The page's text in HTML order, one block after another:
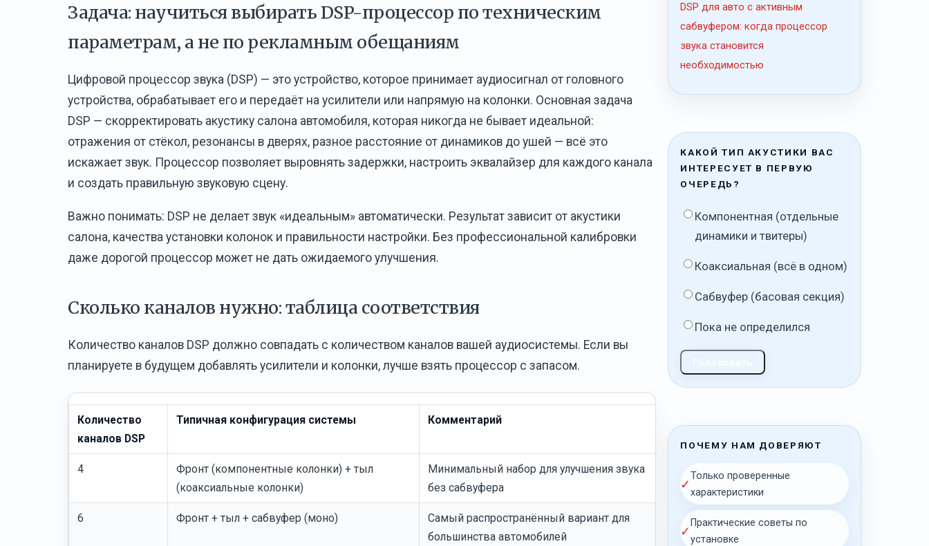
Задача: научиться выбирать DSP-процессор по техническим
параметрам, а не по рекламным обещаниям
Цифровой процессор звука (DSP) — это устройство, которое принимает аудиосигнал от головного
устройства, обрабатывает его и передаёт на усилители или напрямую на колонки. Основная задача
DSP — скорректировать акустику салона автомобиля, которая никогда не бывает идеальной:
отражения от стёкол, резонансы в дверях, разное расстояние от динамиков до ушей — всё это
искажает звук. Процессор позволяет выровнять задержки, настроить эквалайзер для каждого канала
и создать правильную звуковую сцену.
Важно понимать: DSP не делает звук «идеальным» автоматически. Результат зависит от акустики
салона, качества установки колонок и правильности настройки. Без профессиональной калибровки
даже дорогой процессор может не дать ожидаемого улучшения.
Сколько каналов нужно: таблица соответствия
Количество каналов DSP должно совпадать с количеством каналов вашей аудиосистемы. Если вы
планируете в будущем добавлять усилители и колонки, лучше взять процессор с запасом.
Количество
каналов DSP
Типичная конфигурация системы Комментарий
4
Фронт (компонентные колонки) + тыл
(коаксиальные колонки)
Минимальный набор для улучшения звука
без сабвуфера
6 Фронт + тыл + сабвуфер (моно)
Самый распространённый вариант для
большинства автомобилей
DSP для авто с активным
сабвуфером: когда процессор
звука становится
необходимостью
КАКОЙ ТИП АКУСТИКИ ВАС
ИНТЕРЕСУЕТ В ПЕРВУЮ
ОЧЕРЕДЬ?
Компонентная (отдельные
динамики и твитеры)
Коаксиальная (всё в одном)
Сабвуфер (басовая секция)
Пока не определился
ПОЧЕМУ НАМ ДОВЕРЯЮТ
✓
Только проверенные
характеристики
✓
Практические советы по
установке